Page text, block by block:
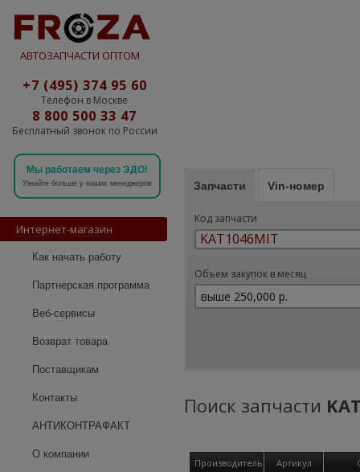
АВТОЗАПЧАСТИ ОПТОМ
+7 (495) 374 95 60
Телефон в Москве
8 800 500 33 47
Бесплатный звонок по России
Мы работаем через ЭДО!
Узнайте больше у наших менеджеров
Интернет-магазин
Как начать работу
Партнерская программа
Веб-сервисы
Возврат товара
Поставщикам
Контакты
АНТИКОНТРАФАКТ
О компании
Запчасти Vin-номер
Код запчасти
Объем закупок в месяц
Поиск запчасти
Производитель Артикул